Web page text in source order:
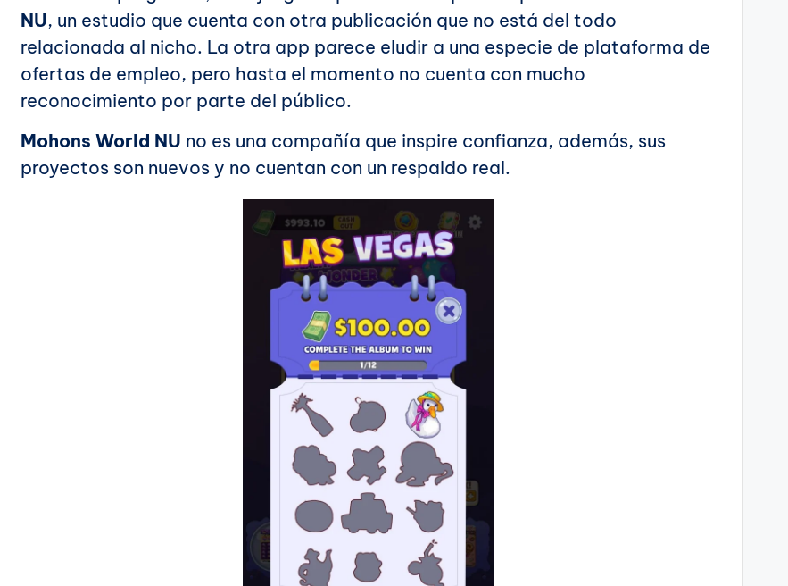
NU, un estudio que cuenta con otra publicación que no está del todo
relacionada al nicho. La otra app parece eludir a una especie de plataforma de
ofertas de empleo, pero hasta el momento no cuenta con mucho
reconocimiento por parte del público.
Mohons World NU no es una compañía que inspire confianza, además, sus
proyectos son nuevos y no cuentan con un respaldo real.